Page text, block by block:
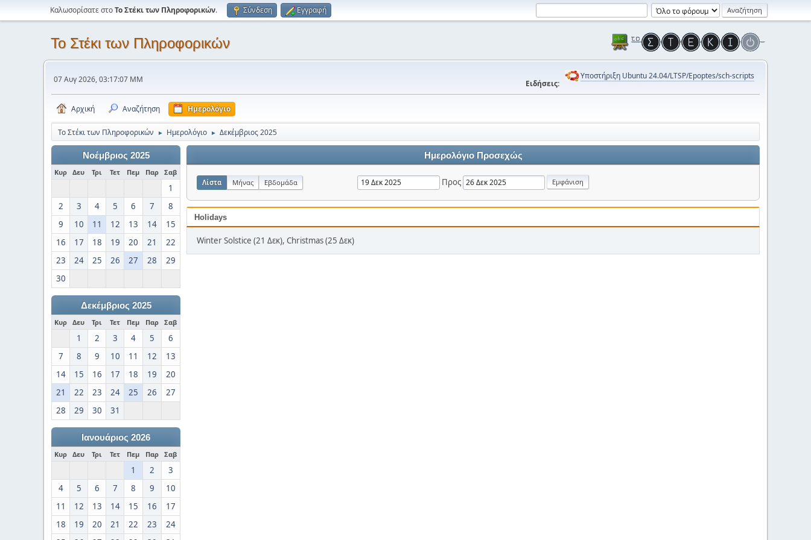
Καλωσορίσατε στοΤο Στέκι των Πληροφορικών. Σύνδεση Εγγραφή
Το Στέκι των Πληροφορικών
07 Αυγ 2026, 03:17:07 ΜΜ Ειδήσεις:
Υποστήριξη Ubuntu 24.04/LTSP/Epoptes/sch-scripts
Αρχική Αναζήτηση Ημερολόγιο
Το Στέκι των Πληροφορικών ► Ημερολόγιο ► Δεκέμβριος 2025
Νοέμβριος 2025
Κυρ Δευ Τρι Τετ Πεμ Παρ Σαβ
1
2
3 4 5 6 7
8
9
10 11 12 13 14
15
16
17 18 19 20 21
22
23
24 25 26 27 28
29
30
Δεκέμβριος 2025
Κυρ Δευ Τρι Τετ Πεμ Παρ Σαβ
1 2 3 4 5
6
7
8 9 10 11 12
13
14
15 16 17 18 19
20
21
22 23 24 25 26
27
28
29 30 31
Ιανουάριος 2026
Κυρ Δευ Τρι Τετ Πεμ Παρ Σαβ
1 2
3
4
5 6 7 8 9
10
11
12 13 14 15 16
17
18
19 20 21 22 23
24
Ημερολόγιο Προσεχώς
Λίστα Μήνας Εβδομάδα Προς
Holidays
Winter Solstice (21 Δεκ), Christmas (25 Δεκ)